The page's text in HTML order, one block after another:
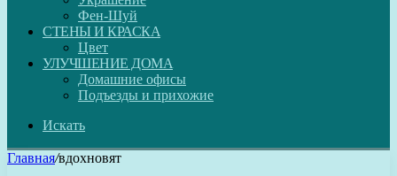
Фен-Шуй
СТЕНЫ И КРАСКА
Цвет
УЛУЧШЕНИЕ ДОМА
Домашние офисы
Подъезды и прихожие
Искать
Главная/вдохновят